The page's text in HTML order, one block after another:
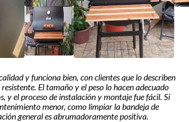
y funciona bien, con clientes que lo describen
El tamaño y el peso lo hacen adecuado
y el proceso de instalación y montaje fue fácil. Si
menor, como limpiar la bandeja de
general es abrumadoramente positiva.